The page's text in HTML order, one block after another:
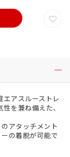
アスルーストレ
を兼ね備えた、
アタッチメント
の着脱が可能で